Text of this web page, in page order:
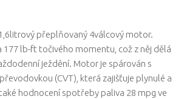
přeplňovaný 4válcový motor.
177 lb-ft točivého momentu, což z něj dělá
ježdění. Motor je spárován s
(CVT), která zajišťuje plynulé a
hodnocení spotřeby paliva 28 mpg ve